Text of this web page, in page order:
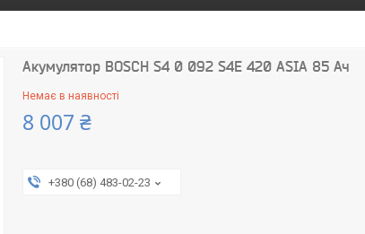
Акумулятор BOSCH S4 0 092 S4E 420 ASIA 85 Ач
Немає в наявності
8 007 ₴
+380 (68) 483-02-23